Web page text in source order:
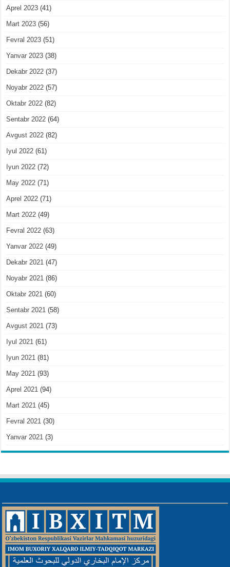
Aprel 2023 (41)
Mart 2023 (56)
Fevral 2023 (51)
Yanvar 2023 (38)
Dekabr 2022 (37)
Noyabr 2022 (57)
Oktabr 2022 (82)
Sentabr 2022 (64)
Avgust 2022 (82)
Iyul 2022 (61)
Iyun 2022 (72)
May 2022 (71)
Aprel 2022 (71)
Mart 2022 (49)
Fevral 2022 (63)
Yanvar 2022 (49)
Dekabr 2021 (47)
Noyabr 2021 (86)
Oktabr 2021 (60)
Sentabr 2021 (58)
Avgust 2021 (73)
Iyul 2021 (61)
Iyun 2021 (81)
May 2021 (93)
Aprel 2021 (94)
Mart 2021 (45)
Fevral 2021 (30)
Yanvar 2021 (3)